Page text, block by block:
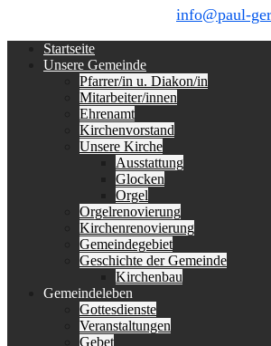
info@paul-
Erstes
Menü
Startseite
Unsere Gemeinde
Pfarrer/in u. Diakon/in
Mitarbeiter/innen
Ehrenamt
Kirchenvorstand
Unsere Kirche
Ausstattung
Glocken
Orgel
Orgelrenovierung
Kirchenrenovierung
Gemeindegebiet
Geschichte der Gemeinde
Kirchenbau
Gemeindeleben
Gottesdienste
Veranstaltungen
Gebet